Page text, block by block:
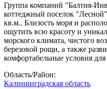
Группа компаний "Балтия-
коттеджный поселок
кв.м.. Близость моря и
ощутить всю красоту и
морского климата, чистого
березовой рощи, а также
комфортабельные условия
Область/Район:
Калининградская область